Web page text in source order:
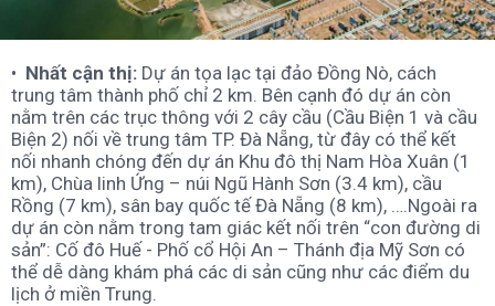
Nhất cận thị: Dự án tọa lạc tại đảo Đồng Nò, cách
trung tâm thành phố chỉ 2 km. Bên cạnh đó dự án còn
nằm trên các trục thông với 2 cây cầu (Cầu Biện 1 và cầu
Biện 2) nối về trung tâm TP. Đà Nẵng, từ đây có thể kết
nối nhanh chóng đến dự án Khu đô thị Nam Hòa Xuân (1
km), Chùa linh Ứng – núi Ngũ Hành Sơn (3.4 km), cầu
Rồng (7 km), sân bay quốc tế Đà Nẵng (8 km), ….Ngoài ra
dự án còn nằm trong tam giác kết nối trên “con đường di
sản”: Cố đô Huế - Phố cổ Hội An – Thánh địa Mỹ Sơn có
thể dễ dàng khám phá các di sản cũng như các điểm du
lịch ở miền Trung.